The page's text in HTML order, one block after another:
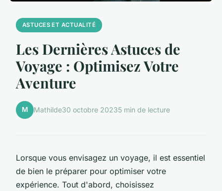
ASTUCES ET ACTUALITÉ
Les Dernières Astuces de
Voyage : Optimisez Votre
Aventure
M Mathilde30 octobre 20235 min de lecture
Lorsque vous envisagez un voyage, il est essentiel
de bien le préparer pour optimiser votre
expérience. Tout d'abord, choisissez